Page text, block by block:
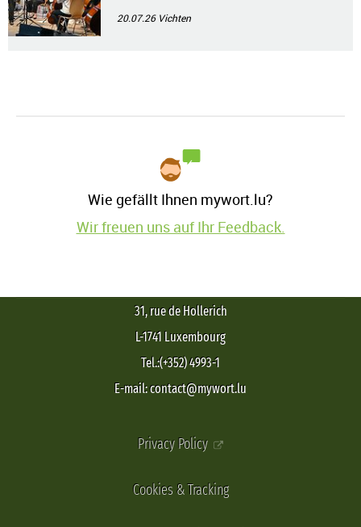
20.07.26 Vichten
Wie gefällt Ihnen mywort.lu?
Wir freuen uns auf Ihr Feedback.
31, rue de Hollerich
L-1741 Luxembourg
Tel.:(+352) 4993-1
E-mail: contact@mywort.lu
Privacy Policy
Cookies & Tracking